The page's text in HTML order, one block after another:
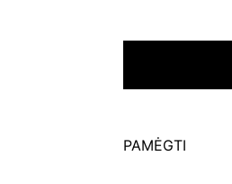
PAMĖGTI